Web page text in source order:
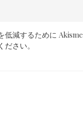
低減するために
ださい。